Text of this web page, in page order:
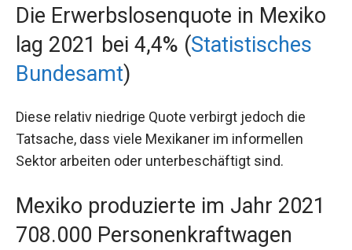
Die Erwerbslosenquote in Mexiko
lag 2021 bei 4,4% (Statistisches
Bundesamt)
Diese relativ niedrige Quote verbirgt jedoch die
Tatsache, dass viele Mexikaner im informellen
Sektor arbeiten oder unterbeschäftigt sind.
Mexiko produzierte im Jahr 2021
708.000 Personenkraftwagen